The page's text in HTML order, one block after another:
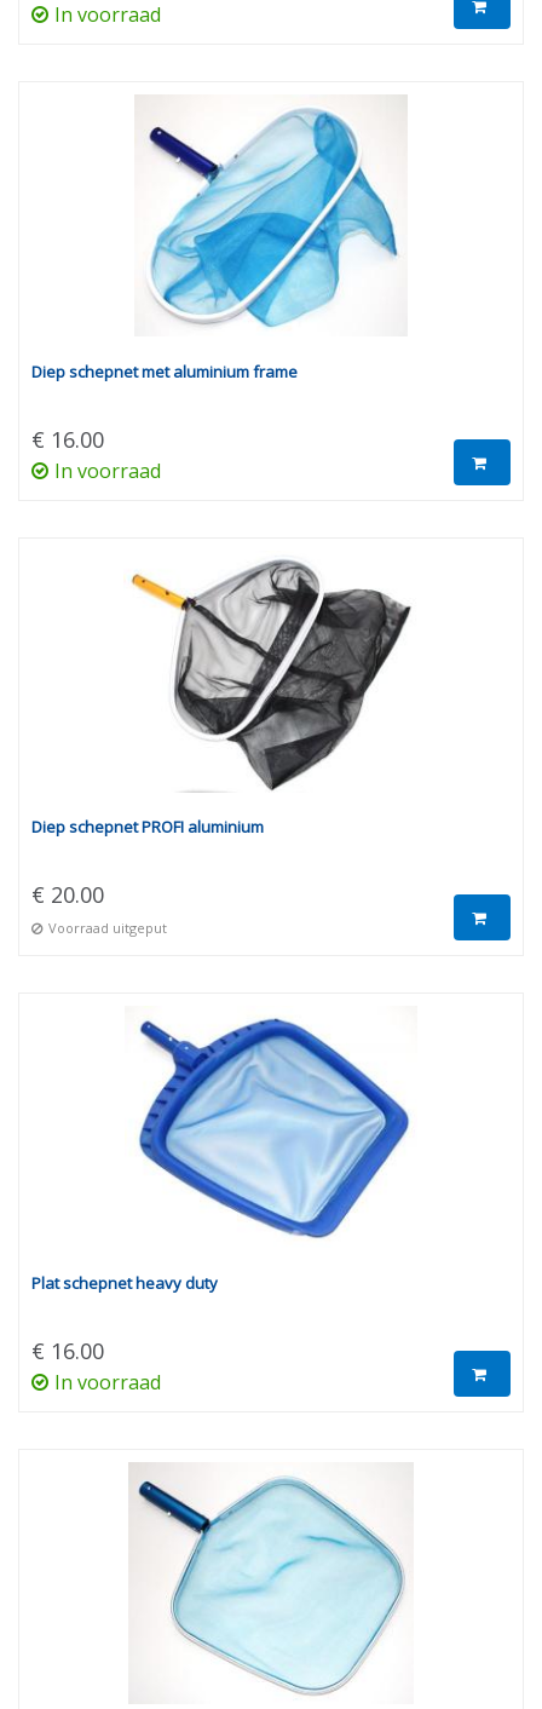
In voorraad
Diep schepnet met aluminium frame
€ 16.00
In voorraad
Diep schepnet PROFI aluminium
€ 20.00
Voorraad uitgeput
Plat schepnet heavy duty
€ 16.00
In voorraad